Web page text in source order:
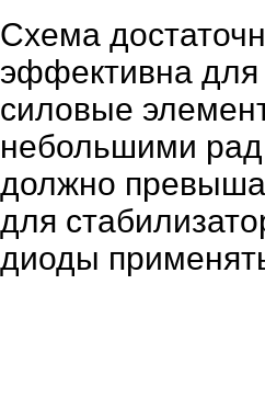
Схема
эффективна для
силовые
небольшими
должно
для
диоды